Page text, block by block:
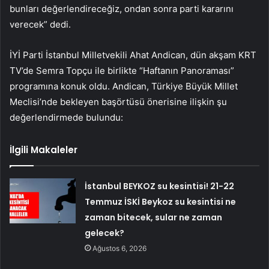
bunları değerlendireceğiz, ondan sonra parti kararını
verecek” dedi.
İYİ Parti İstanbul Milletvekili Ahat Andican, dün akşam KRT
TV’de Semra Topçu ile birlikte “Haftanın Panoraması”
programına konuk oldu. Andican, Türkiye Büyük Millet
Meclisi’nde bekleyen başörtüsü önerisine ilişkin şu
değerlendirmede bulundu:
İlgili Makaleler
İstanbul BEYKOZ su kesintisi! 21-22
Temmuz İSKİ Beykoz su kesintisi ne
zaman bitecek, sular ne zaman
gelecek?
Ağustos 6, 2026